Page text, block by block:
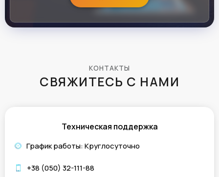
КОНТАКТЫ
СВЯЖИТЕСЬ С НАМИ
Техническая поддержка
График работы: Круглосуточно
+38 (050) 32-111-88